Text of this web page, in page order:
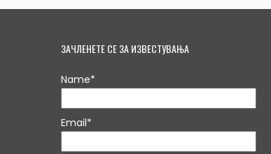
ЗАЧЛЕНЕТЕ СЕ ЗА ИЗВЕСТУВАЊА
Name*
Email*